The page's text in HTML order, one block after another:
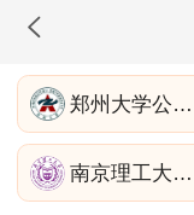
MBA工商管理
院校库 考试报名
考试真题
报考经验
郑州大学公共管理学院
南京理工大学公共事务学院